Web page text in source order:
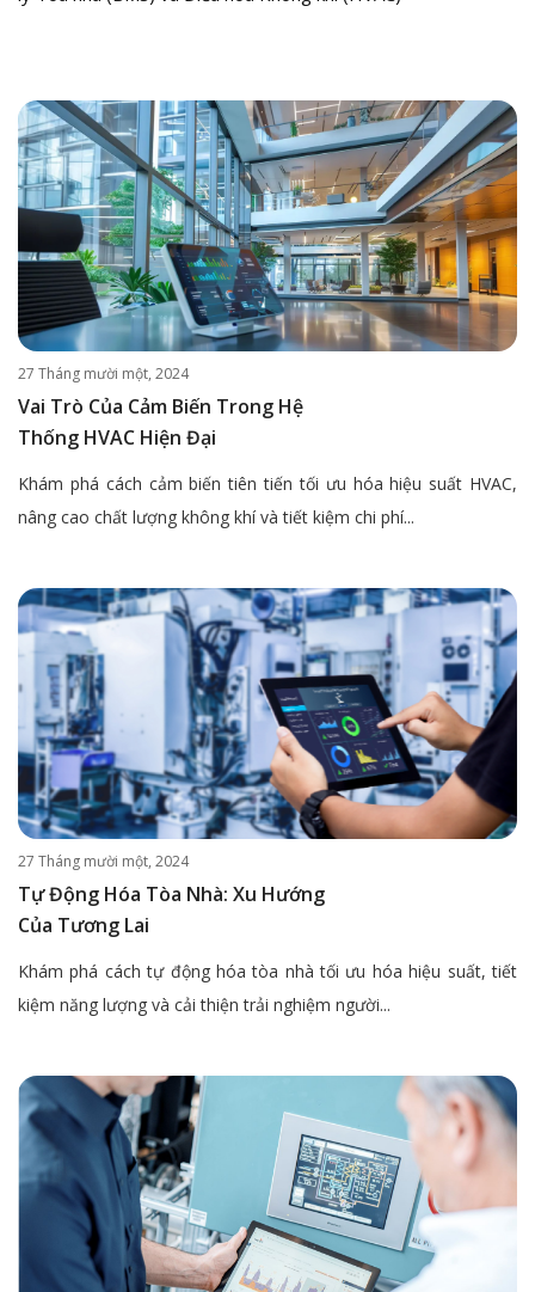
27 Tháng mười một, 2024
Vai Trò Của Cảm Biến Trong Hệ
Thống HVAC Hiện Đại
Khám phá cách cảm biến tiên tiến tối ưu hóa hiệu suất HVAC,
nâng cao chất lượng không khí và tiết kiệm chi phí...
27 Tháng mười một, 2024
Tự Động Hóa Tòa Nhà: Xu Hướng
Của Tương Lai
Khám phá cách tự động hóa tòa nhà tối ưu hóa hiệu suất, tiết
kiệm năng lượng và cải thiện trải nghiệm người...